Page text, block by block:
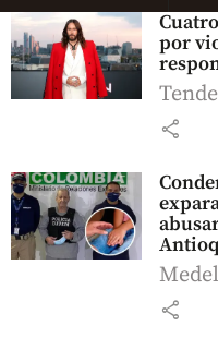
por
share
share